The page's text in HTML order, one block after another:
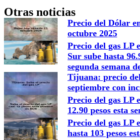
Otras noticias
Precio del Dólar
octubre 2025
Precio del gas LP
Sur sube hasta
segunda semana
Tijuana: precio
septiembre con
Precio del gas LP
12.90 pesos esta
Precio del gas LP
hasta 103 pesos